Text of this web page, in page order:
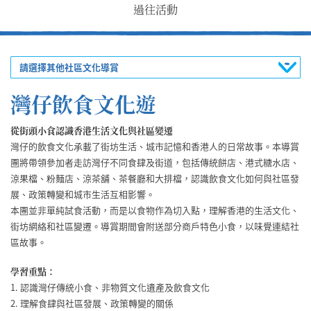
過往活動
請選擇其他社區文化導賞
灣仔飲食文化遊
從街頭小食認識香港生活文化與社區變遷
灣仔的飲食文化承載了街坊生活、城市記憶和香港人的日常故事。本導賞
團將帶領參加者走訪灣仔不同食肆及街道，包括傳統餅店、港式糖水店、
涼果檔、粉麵店、涼茶舖、茶餐廳和大排檔，認識飲食文化如何與社區發
展、政策轉變和城市生活互相影響。
本團並非單純試食活動，而是以食物作為切入點，理解香港的生活文化、
街坊網絡和社區變遷。導賞期間會附送部分商戶特色小食，以味覺連結社
區故事。
學習重點：
1. 認識灣仔傳統小食、非物質文化遺產及飲食文化
2. 理解食肆與社區發展、政策轉變的關係